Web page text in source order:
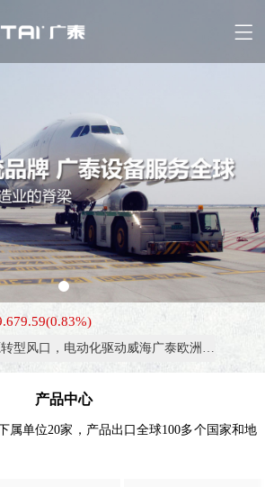
9.59(0.83%)
喜报！威海广泰ESG评级荣获AAA级 可持续发展实力获权威…
抢抓能源转型风口，电动化驱动威海广泰欧洲业务腾飞
中国共产党成立105周年！
扬帆出海，聚力同行｜广大航服开启国际化新征程
产品中心
属单位20家，产品出口全球100多个国家和地